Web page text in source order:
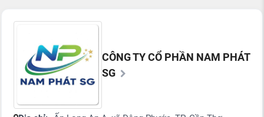
CÔNG TY CỔ PHẦN NAM PHÁT
SG